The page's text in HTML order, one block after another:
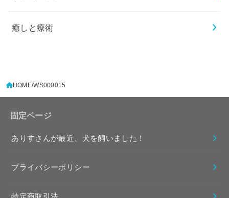
癒しと療術
HOME WS000015
固定ページ
ありすさんが最近、犬を飼いました！
プライバシーポリシー